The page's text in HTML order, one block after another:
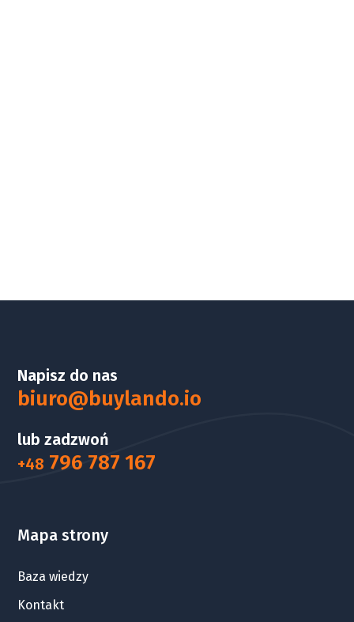
Napisz do nas
biuro@buylando.io
lub zadzwoń
+48 796 787 167
Mapa strony
Baza wiedzy
Kontakt